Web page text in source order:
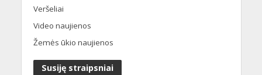
Veršeliai
Video naujienos
Žemės ūkio naujienos
Susiję straipsniai